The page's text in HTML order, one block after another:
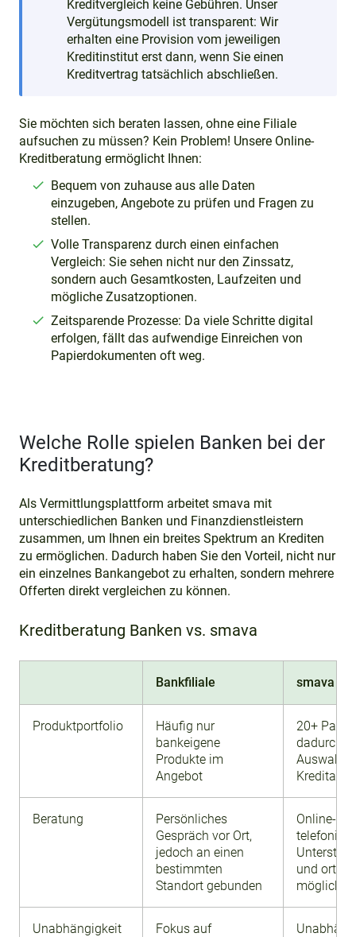
Kreditvergleich keine Gebühren. Unser
Vergütungsmodell ist transparent: Wir
erhalten eine Provision vom jeweiligen
Kreditinstitut erst dann, wenn Sie einen
Kreditvertrag tatsächlich abschließen.
Sie möchten sich beraten lassen, ohne eine Filiale
aufsuchen zu müssen? Kein Problem! Unsere Online-
Kreditberatung ermöglicht Ihnen:
Bequem von zuhause aus alle Daten
einzugeben, Angebote zu prüfen und Fragen zu
stellen.
Volle Transparenz durch einen einfachen
Vergleich: Sie sehen nicht nur den Zinssatz,
sondern auch Gesamtkosten, Laufzeiten und
mögliche Zusatzoptionen.
Zeitsparende Prozesse: Da viele Schritte digital
erfolgen, fällt das aufwendige Einreichen von
Papierdokumenten oft weg.
Welche Rolle spielen Banken bei der
Kreditberatung?
Als Vermittlungsplattform arbeitet smava mit
unterschiedlichen Banken und Finanzdienstleistern
zusammen, um Ihnen ein breites Spektrum an Krediten
zu ermöglichen. Dadurch haben Sie den Vorteil, nicht nur
ein einzelnes Bankangebot zu erhalten, sondern mehrere
Offerten direkt vergleichen zu können.
Kreditberatung Banken vs. smava
Bankfiliale smava
Produktportfolio
Häufig nur
bankeigene
Produkte im
Angebot
20+
dadurch
Auswahl
Beratung
Persönliches
Gespräch vor Ort,
jedoch an einen
bestimmten
Standort gebunden
Online-
und
möglich
Unabhängigkeit
Fokus auf